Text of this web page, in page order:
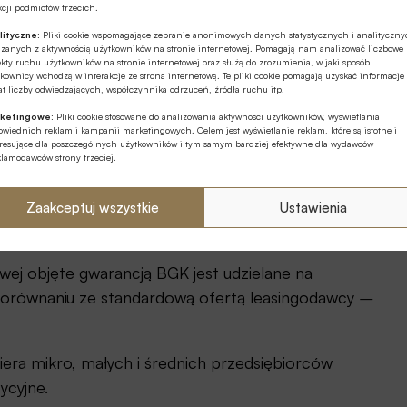
podmiotów trzecich.
Pliki cookie wspomagające zebranie anonimowych danych statystycznych i
z aktywnością użytkowników na stronie internetowej. Pomagają nam analizować liczbowe
ruchu użytkowników na stronie internetowej oraz służą do zrozumienia, w jaki sposób
wchodzą w interakcje ze stroną internetową. Te pliki cookie pomagają uzyskać informacje
liczby odwiedzających, współczynnika odrzuceń, źródła ruchu itp.
Pliki cookie stosowane do analizowania aktywności użytkowników, wyświetlania
reklam i kampanii marketingowych. Celem jest wyświetlanie reklam, które są istotne i
dla poszczególnych użytkowników i tym samym bardziej efektywne dla wydawców
strony trzeciej.
Zaakceptuj wszystkie Ustawienia
99,8% wszystkich zarejestrowanych i aktywnych
PKB i zatrudniających 70% (7 mln) wszystkich
do finansowania swojej działalności. Dokonują
i oszczędność czasu dla firm, bo wszystkie
i jej zabezpieczeniem są realizowane u
objęte gwarancją BGK jest udzielane na
ze standardową ofertą leasingodawcy –
mikro, małych i średnich przedsiębiorców